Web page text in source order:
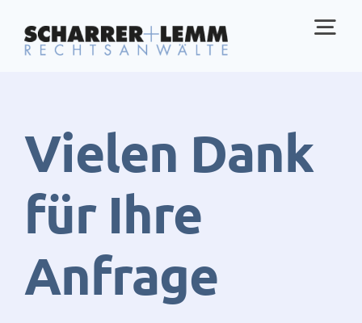
Inhalt
Rechtsgebiete
Anwälte
Über uns
Vielen Dank
für Ihre
Anfrage